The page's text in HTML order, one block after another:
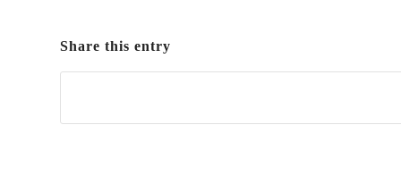
Share this entry